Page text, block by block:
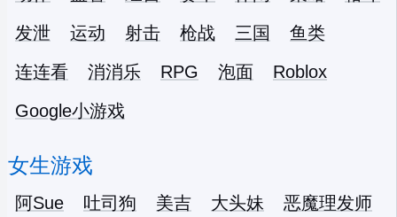
发泄
运动 射击 枪战 三国
鱼类
连连看
消消乐 RPG 泡面
Roblox
Google小游戏
女生游戏
阿Sue 吐司狗 美吉 大头妹 恶魔理发师